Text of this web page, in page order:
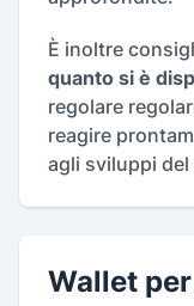
È inoltre
quanto si è
regolare
reagire
agli sviluppi del
Wallet